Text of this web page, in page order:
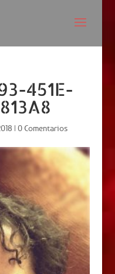
451E-
| 0 Comentarios